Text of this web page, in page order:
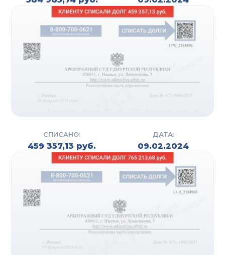
СПИСАНО:
459 357,13 руб.
ДАТА:
09.02.2024